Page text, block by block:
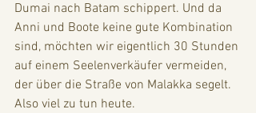
Dumai nach Batam schippert. Und da
Anni und Boote keine gute Kombination
sind, möchten wir eigentlich 30 Stunden
auf einem Seelenverkäufer vermeiden,
der über die Straße von Malakka segelt.
Also viel zu tun heute.